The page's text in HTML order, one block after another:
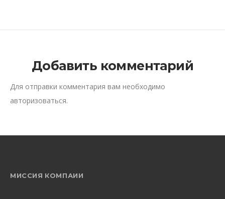
Добавить комментарий
Для отправки комментария вам необходимо
авторизоваться.
МИССИЯ КОМПАИИ